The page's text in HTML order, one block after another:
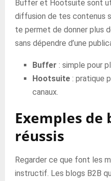
Buffer et Hootsuite sont
diffusion de tes contenus
te permet de donner plus
sans dépendre d’une
Buffer : simple pour
Hootsuite : pratique
canaux.
Exemples de
réussis
Regarder ce que font les
instructif. Les blogs B2B